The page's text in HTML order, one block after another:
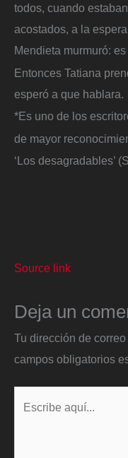
todos, cuando
acostados, a la
Mendieta murmuró:
Entonces Tatiana
esperó a que hablara.
*Es uno de los
de mayor
‘Los desagradables’
Source link
Deja un
Tu dirección de
campos obligatorios